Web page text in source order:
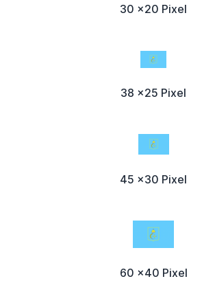
30 x20 Pixel
38 x25 Pixel
45 x30 Pixel
60 x40 Pixel